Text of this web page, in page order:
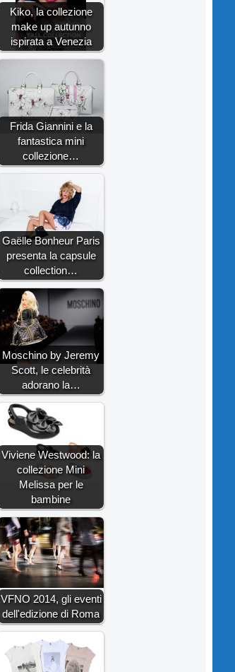
Kiko, la collezione
make up autunno
ispirata a Venezia
Frida Giannini e la
fantastica mini
collezione…
Gaëlle Bonheur Paris
presenta la capsule
collection…
Moschino by Jeremy
Scott, le celebrità
adorano la…
Viviene Westwood: la
collezione Mini
Melissa per le
bambine
VFNO 2014, gli eventi
dell'edizione di Roma